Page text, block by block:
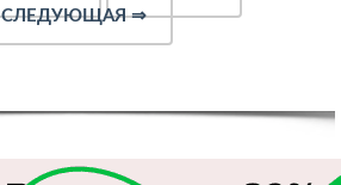
СЛЕДУЮЩАЯ⇒